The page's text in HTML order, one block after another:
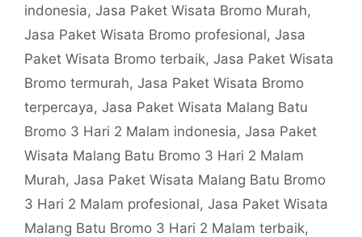
indonesia, Jasa Paket Wisata Bromo Murah,
Jasa Paket Wisata Bromo profesional, Jasa
Paket Wisata Bromo terbaik, Jasa Paket Wisata
Bromo termurah, Jasa Paket Wisata Bromo
terpercaya, Jasa Paket Wisata Malang Batu
Bromo 3 Hari 2 Malam indonesia, Jasa Paket
Wisata Malang Batu Bromo 3 Hari 2 Malam
Murah, Jasa Paket Wisata Malang Batu Bromo
3 Hari 2 Malam profesional, Jasa Paket Wisata
Malang Batu Bromo 3 Hari 2 Malam terbaik,